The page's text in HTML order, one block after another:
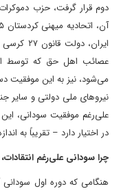
ایران،
عصائب اهل حق که توسط
می‌شود، نیز به این موفقیت
نیروهای ملی دولتی و
علی‌رغم موفقیت سودانی،
در اختیار دارد – تقریباً به
چرا سودانی علی‌رغم
هنگامی که دوره اول سودانی